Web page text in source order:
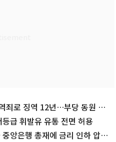
죄로 징역 12년…부당 동원 등
급 휘발유 유통 전면 허용
앙은행 총재에 금리 인하 압